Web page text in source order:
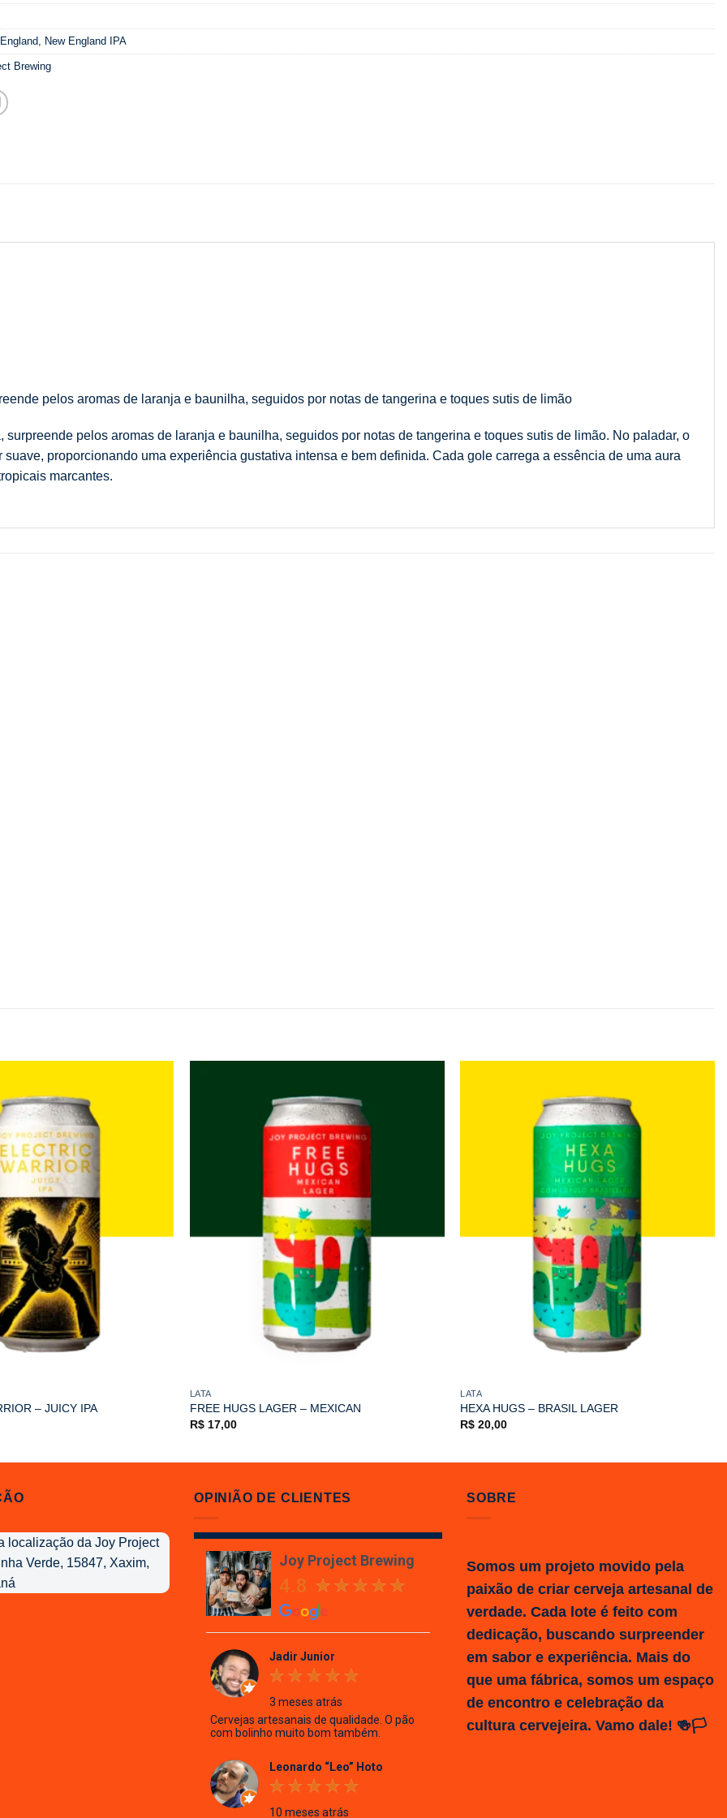
, New England IPA
Brewing
pelos aromas de laranja e baunilha, seguidos por notas de tangerina e toques sutis de limão
pelos aromas de laranja e baunilha, seguidos por notas de tangerina e toques sutis de limão. No paladar, o
proporcionando uma experiência gustativa intensa e bem definida. Cada gole carrega a essência de uma aura
marcantes.
– JUICY IPA
LATA
FREE HUGS LAGER – MEXICAN
R$17,00
LATA
HEXA HUGS – BRASIL LAGER
R$ 20,00
OPINIÃO DE CLIENTES
Joy Project Brewing
4.8
Jadir Junior
3 meses atrás
Cervejas artesanais de qualidade. O pão
com bolinho muito bom também.
Leonardo “Leo” Hoto
10 meses atrás
SOBRE
Somos um projeto movido pela
paixão de criar cerveja artesanal de
verdade. Cada lote é feito com
dedicação, buscando surpreender
em sabor e experiência. Mais do
que uma fábrica, somos um espaço
de encontro e celebração da
cultura cervejeira. Vamo dale! 🍻🏳️